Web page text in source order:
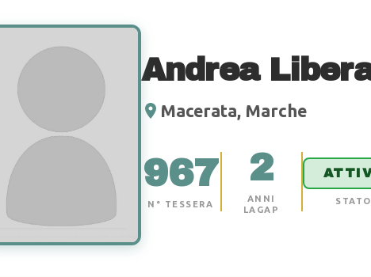
Andrea
Macerata, Marche
967
N° TESSERA
2
ANNI
LAGAP
STATO